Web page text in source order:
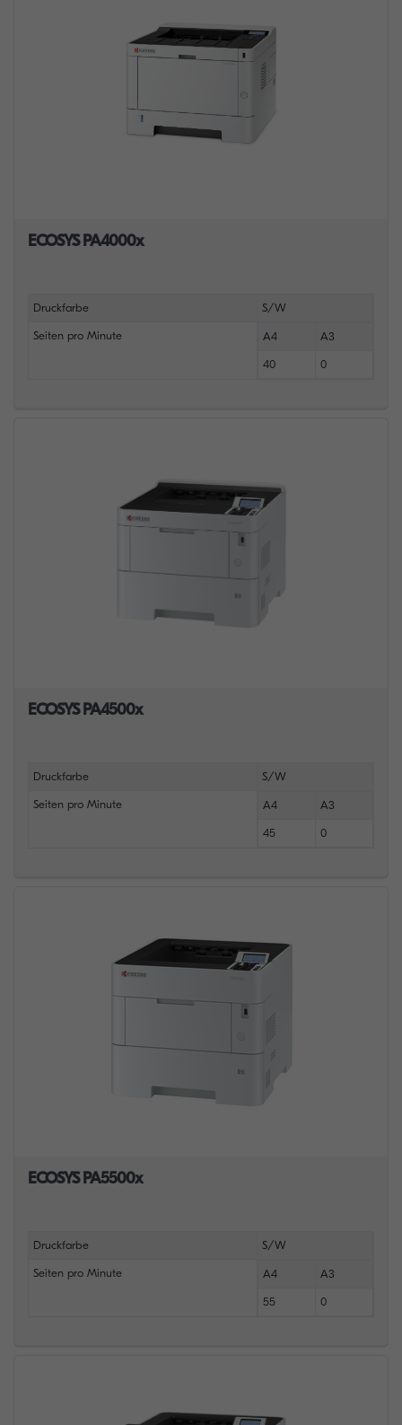
ECOSYS PA4000x
Druckfarbe S/W
Seiten pro Minute A4 A3
40 0
ECOSYS PA4500x
Druckfarbe S/W
Seiten pro Minute A4 A3
45 0
ECOSYS PA5500x
Druckfarbe S/W
Seiten pro Minute A4 A3
55 0